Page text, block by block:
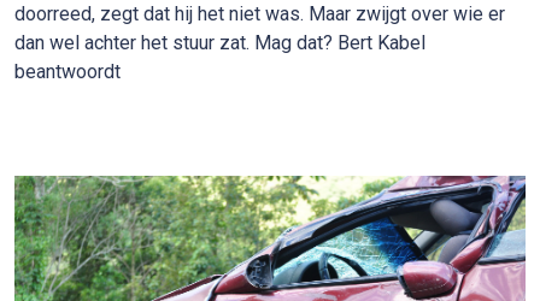
doorreed, zegt dat hij het niet was. Maar zwijgt over wie er
dan wel achter het stuur zat. Mag dat? Bert Kabel
beantwoordt